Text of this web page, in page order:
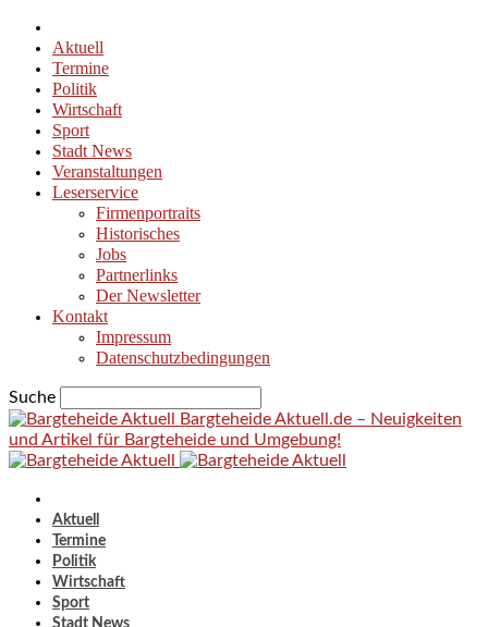
Aktuell
Termine
Politik
Wirtschaft
Sport
Stadt News
Veranstaltungen
Leserservice
Firmenportraits
Historisches
Jobs
Partnerlinks
Der Newsletter
Kontakt
Impressum
Datenschutzbedingungen
Suche
Bargteheide Aktuell.de – Neuigkeiten
und Artikel für Bargteheide und Umgebung!
Aktuell
Termine
Politik
Wirtschaft
Sport
Stadt News